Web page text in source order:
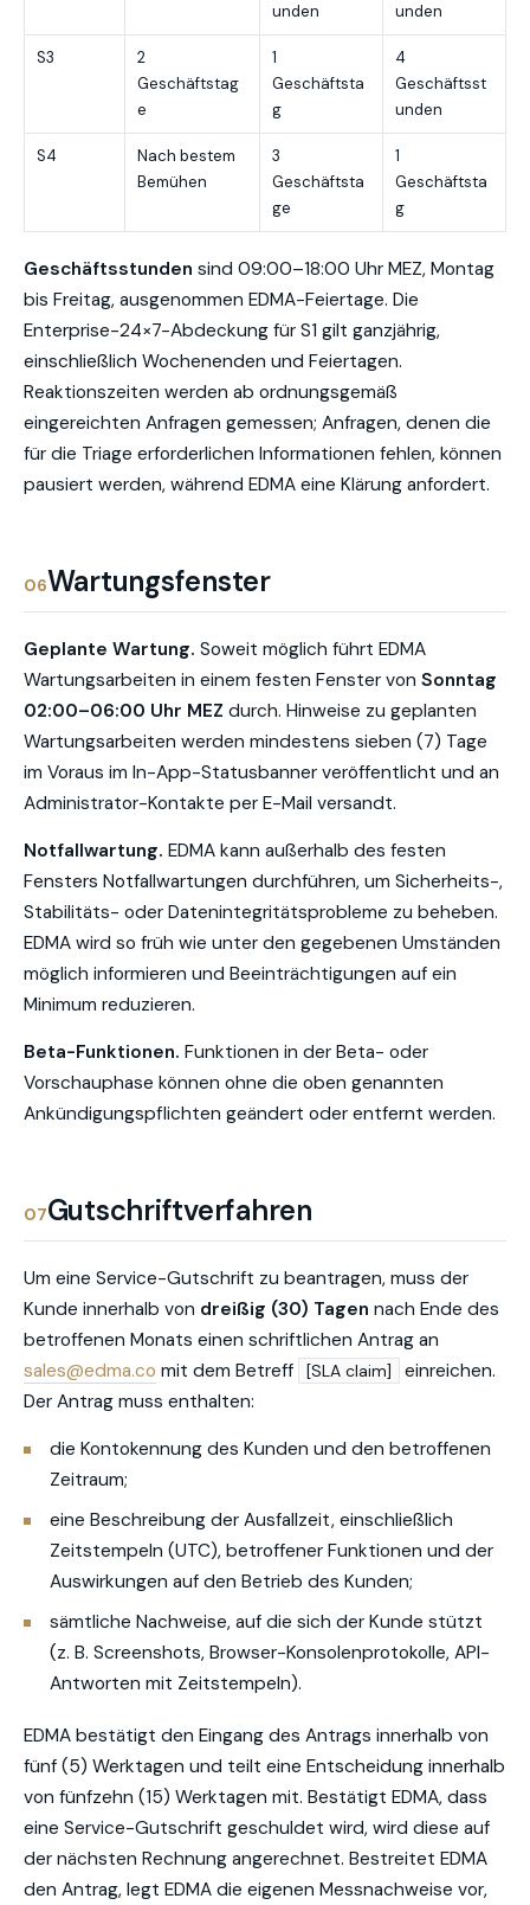
unden
unden
S3
2
Geschäftstag
e
1
Geschäftsta
g
4
Geschäftsst
unden
S4
Nach bestem
Bemühen
3
Geschäftsta
ge
1
Geschäftsta
g
Geschäftsstunden sind 09:00–18:00 Uhr MEZ, Montag
bis Freitag, ausgenommen EDMA-Feiertage. Die
Enterprise-24×7-Abdeckung für S1 gilt ganzjährig,
einschließlich Wochenenden und Feiertagen.
Reaktionszeiten werden ab ordnungsgemäß
eingereichten Anfragen gemessen; Anfragen, denen die
für die Triage erforderlichen Informationen fehlen, können
pausiert werden, während EDMA eine Klärung anfordert.
06Wartungsfenster
Geplante Wartung. Soweit möglich führt EDMA
Wartungsarbeiten in einem festen Fenster von Sonntag
02:00–06:00 Uhr MEZ durch. Hinweise zu geplanten
Wartungsarbeiten werden mindestens sieben (7) Tage
im Voraus im In-App-Statusbanner veröffentlicht und an
Administrator-Kontakte per E-Mail versandt.
Notfallwartung. EDMA kann außerhalb des festen
Fensters Notfallwartungen durchführen, um Sicherheits-,
Stabilitäts- oder Datenintegritätsprobleme zu beheben.
EDMA wird so früh wie unter den gegebenen Umständen
möglich informieren und Beeinträchtigungen auf ein
Minimum reduzieren.
Beta-Funktionen. Funktionen in der Beta- oder
Vorschauphase können ohne die oben genannten
Ankündigungspflichten geändert oder entfernt werden.
07Gutschriftverfahren
Um eine Service-Gutschrift zu beantragen, muss der
Kunde innerhalb von dreißig (30) Tagen nach Ende des
betroffenen Monats einen schriftlichen Antrag an
sales@edma.co mit dem Betreff [SLA claim]
einreichen.
Der Antrag muss enthalten:
die Kontokennung des Kunden und den betroffenen
Zeitraum;
eine Beschreibung der Ausfallzeit, einschließlich
Zeitstempeln (UTC), betroffener Funktionen und der
Auswirkungen auf den Betrieb des Kunden;
sämtliche Nachweise, auf die sich der Kunde stützt
(z. B. Screenshots, Browser-Konsolenprotokolle, API-
Antworten mit Zeitstempeln).
EDMA bestätigt den Eingang des Antrags innerhalb von
fünf (5) Werktagen und teilt eine Entscheidung innerhalb
von fünfzehn (15) Werktagen mit. Bestätigt EDMA, dass
eine Service-Gutschrift geschuldet wird, wird diese auf
der nächsten Rechnung angerechnet. Bestreitet EDMA
den Antrag, legt EDMA die eigenen Messnachweise vor,